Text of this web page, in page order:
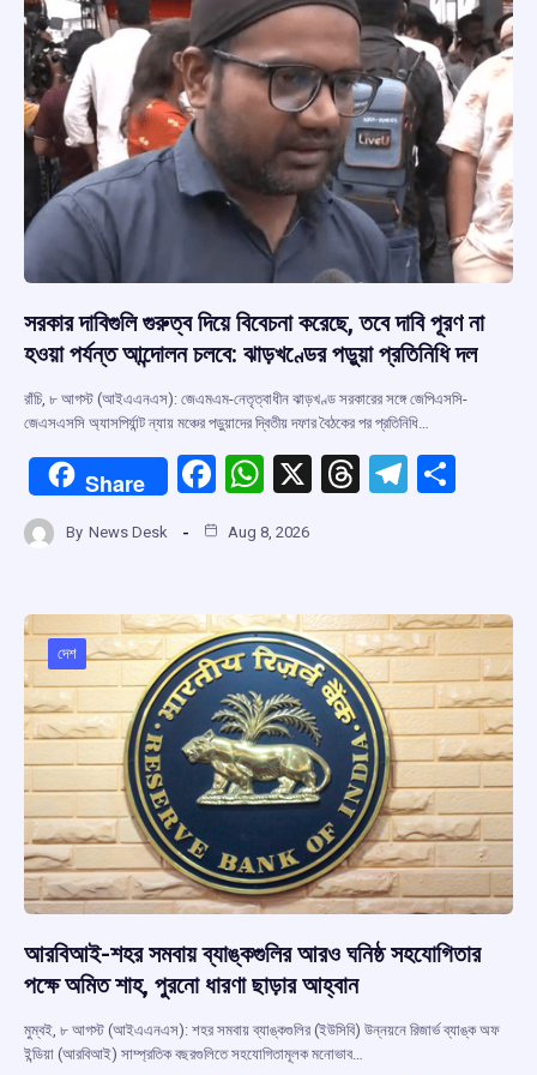
k
p
সরকার দাবিগুলি গুরুত্ব দিয়ে বিবেচনা করেছে, তবে দাবি পূরণ না
হওয়া পর্যন্ত আন্দোলন চলবে: ঝাড়খণ্ডের পড়ুয়া প্রতিনিধি দল
রাঁচি, ৮ আগস্ট (আইএএনএস): জেএমএম-নেতৃত্বাধীন ঝাড়খণ্ড সরকারের সঙ্গে জেপিএসসি-
জেএসএসসি অ্যাসপির্যান্ট ন্যায় মঞ্চের পড়ুয়াদের দ্বিতীয় দফার বৈঠকের পর প্রতিনিধি…
Share
F
ce
o
o
k
W
at
A
p
p
X
T
d
s
T
a
m
By News Desk Aug 8, 2026
দেশ
আরবিআই-শহর সমবায় ব্যাঙ্কগুলির আরও ঘনিষ্ঠ সহযোগিতার
পক্ষে অমিত শাহ, পুরনো ধারণা ছাড়ার আহ্বান
মুম্বই, ৮ আগস্ট (আইএএনএস): শহর সমবায় ব্যাঙ্কগুলির (ইউসিবি) উন্নয়নে রিজার্ভ ব্যাঙ্ক অফ
ইন্ডিয়া (আরবিআই) সাম্প্রতিক বছরগুলিতে সহযোগিতামূলক মনোভাব…